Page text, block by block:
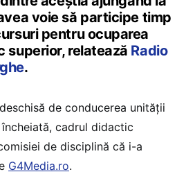
voie să participe timp
pentru ocuparea
superior, relatează Radio
.
de conducerea unităţii
cadrul didactic
de disciplină că i-a
G4Media.ro.